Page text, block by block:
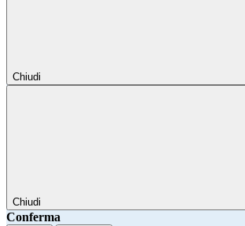
Chiudi
Chiudi
Conferma